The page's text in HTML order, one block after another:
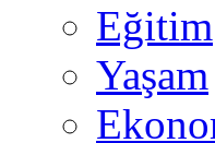
Eğitim
Yaşam